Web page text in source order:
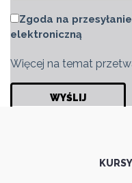
Zgoda na
elektroniczną
Więcej na temat